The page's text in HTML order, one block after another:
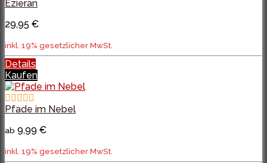
Ezieran
29,95 €
inkl. 19% gesetzlicher MwSt.
Details
Kaufen
Pfade im Nebel
ab 9,99 €
inkl. 19% gesetzlicher MwSt.